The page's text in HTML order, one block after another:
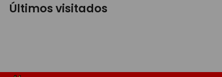
Últimos visitados